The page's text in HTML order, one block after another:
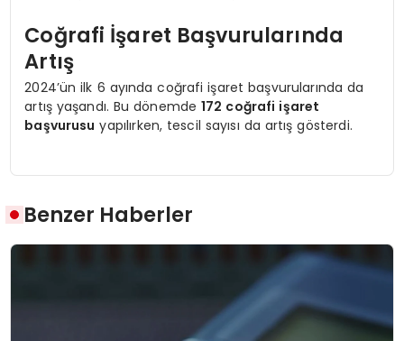
Coğrafi İşaret Başvurularında
Artış
2024’ün ilk 6 ayında coğrafi işaret başvurularında da
artış yaşandı. Bu dönemde172 coğrafi işaret
başvurusu yapılırken, tescil sayısı da artış gösterdi.
Benzer Haberler